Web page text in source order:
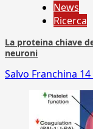
News
Ricerca
La proteina chiave
neuroni
Salvo Franchina